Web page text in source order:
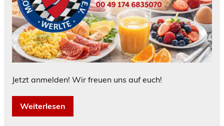
Jetzt anmelden! Wir freuen uns auf euch!
Weiterlesen